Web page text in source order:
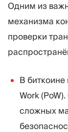
Одним из
механизма
проверки
В биткоине
Work
сложных